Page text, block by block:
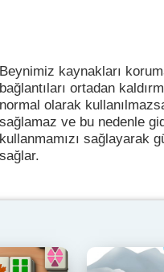
Beynimiz kaynakları
bağlantıları ortadan
normal olarak
sağlamaz ve bu nedenle
kullanmamızı sağlayarak
sağlar.